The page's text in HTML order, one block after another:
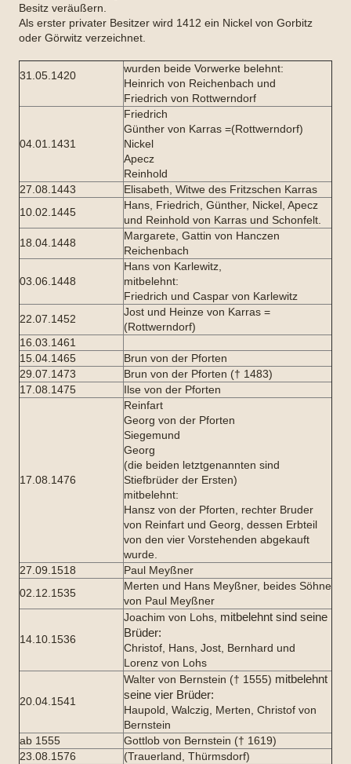
Besitz veräußern.
Als erster privater Besitzer wird 1412 ein Nickel von Gorbitz
oder Görwitz verzeichnet.
31.05.1420
wurden beide Vorwerke belehnt:
Heinrich von Reichenbach und
Friedrich von Rottwerndorf
04.01.1431
Friedrich
Günther von Karras =(Rottwerndorf)
Nickel
Apecz
Reinhold
27.08.1443
Elisabeth, Witwe des Fritzschen Karras
10.02.1445
Hans, Friedrich, Günther, Nickel, Apecz
und Reinhold von Karras und Schonfelt.
18.04.1448
Margarete, Gattin von Hanczen
Reichenbach
03.06.1448
Hans von Karlewitz,
mitbelehnt:
Friedrich und Caspar von Karlewitz
22.07.1452
Jost und Heinze von Karras =
(Rottwerndorf)
16.03.1461
15.04.1465
Brun von der Pforten
29.07.1473
Brun von der Pforten († 1483)
17.08.1475
Ilse von der Pforten
17.08.1476
Reinfart
Georg von der Pforten
Siegemund
Georg
(die beiden letztgenannten sind
Stiefbrüder der Ersten)
mitbelehnt:
Hansz von der Pforten, rechter Bruder
von Reinfart und Georg, dessen Erbteil
von den vier Vorstehenden abgekauft
wurde.
27.09.1518
Paul Meyßner
02.12.1535
Merten und Hans Meyßner, beides Söhne
von Paul Meyßner
14.10.1536
Joachim von Lohs, mitbelehnt sind seine
Brüder:
Christof, Hans, Jost, Bernhard und
Lorenz von Lohs
20.04.1541
Walter von Bernstein († 1555) mitbelehnt
seine vier Brüder:
Haupold, Walczig, Merten, Christof von
Bernstein
ab 1555
Gottlob von Bernstein († 1619)
23.08.1576
(Trauerland, Thürmsdorf)